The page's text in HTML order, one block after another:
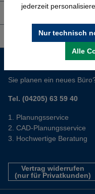
Informationen
Service-Hotline
Sie planen ein neues
Tel. (04205) 63 59 40
Planungsservice
CAD-Planungsservice
Hochwertige Beratung
Vertrag widerrufen
(nur für Privatkunden)
jederzeit
Nur technisch
Alle